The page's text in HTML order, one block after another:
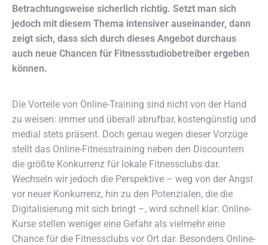
Betrachtungsweise sicherlich richtig. Setzt man sich
jedoch mit diesem Thema intensiver auseinander, dann
zeigt sich, dass sich durch dieses Angebot durchaus
auch neue Chancen für Fitnessstudiobetreiber ergeben
können.
Die Vorteile von Online-Training sind nicht von der Hand
zu weisen: immer und überall abrufbar, kostengünstig und
medial stets präsent. Doch genau wegen dieser Vorzüge
stellt das Online-Fitnesstraining neben den Discountern
die größte Konkurrenz für lokale Fitnessclubs dar.
Wechseln wir jedoch die Perspektive – weg von der Angst
vor neuer Konkurrenz, hin zu den Potenzialen, die die
Digitalisierung mit sich bringt –, wird schnell klar: Online-
Kurse stellen weniger eine Gefahr als vielmehr eine
Chance für die Fitnessclubs vor Ort dar. Besonders Online-